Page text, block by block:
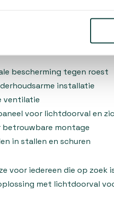
in beton, steen of
maken de installatie
zijn plaats blijft zitten.
bescherming tegen roest
installatie
ventilatie
voor lichtdoorval en
montage
in stallen en schuren
voor iedereen die op zoek
met lichtdoorval